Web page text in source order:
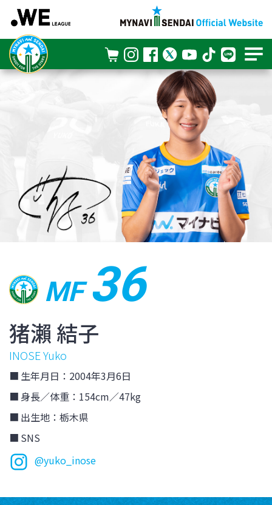
MF 36
猪瀨 結子
INOSE Yuko
生年月日：2004年3月6日
身長／体重：154cm／47kg
出生地：栃木県
SNS
@yuko_inose